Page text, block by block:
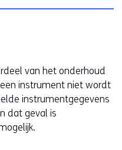
van het onderhoud
instrument niet wordt
instrumentgegevens
dat geval is